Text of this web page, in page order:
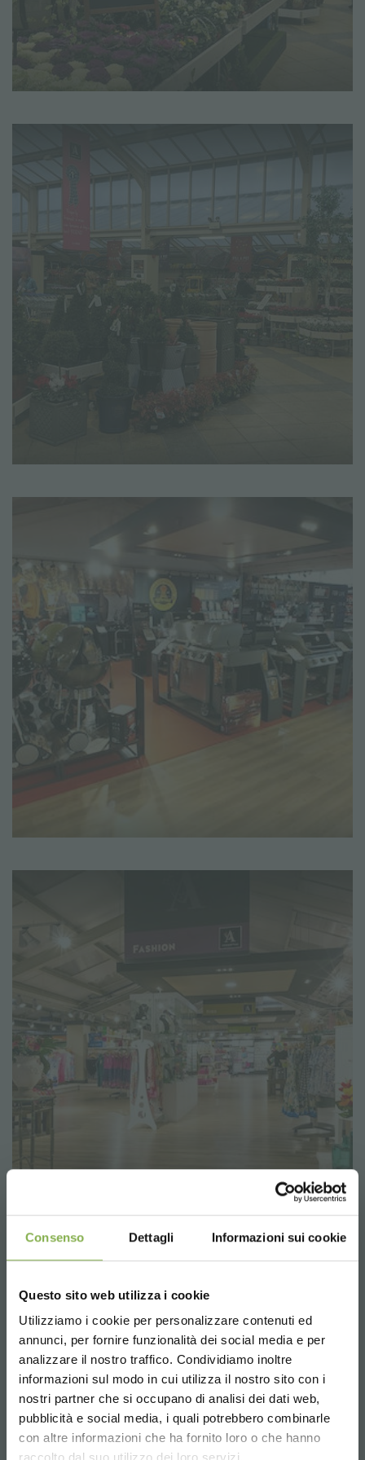
Consenso Dettagli Informazioni sui cookie
Questo sito web utilizza i cookie
Utilizziamo i cookie per personalizzare contenuti ed
annunci, per fornire funzionalità dei social media e per
analizzare il nostro traffico. Condividiamo inoltre
informazioni sul modo in cui utilizza il nostro sito con i
nostri partner che si occupano di analisi dei dati web,
pubblicità e social media, i quali potrebbero combinarle
con altre informazioni che ha fornito loro o che hanno
ZUGEHÖRIGE PRODUKTE
Choose the country you are in and your
language for a better browsing experience
TAUCHE EIN IN UNSERE
WELT!
Ein kleines Geschenk für dich...
5 % Rabattauf deine erste Bestellung *